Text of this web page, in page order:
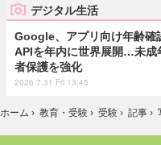
デジタル生活
Google、アプリ向け年齢確
APIを年内に世界展開…未成
者保護を強化
2026.7.31 Fri 13:45
ホーム › 教育・受験 › 受験 › 記事 ›